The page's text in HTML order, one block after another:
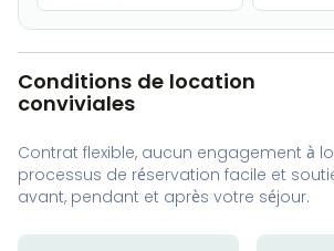
Conditions de location
conviviales
Contrat flexible, aucun engagement à
processus de réservation facile et
avant, pendant et après votre séjour.